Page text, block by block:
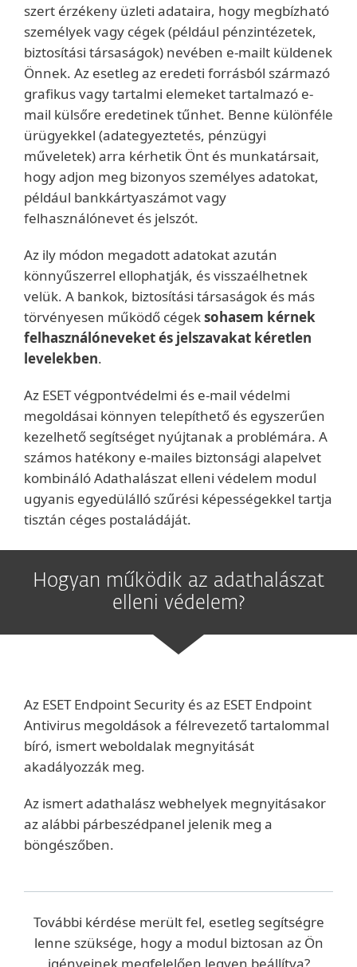
szert érzékeny üzleti adataira, hogy megbízható
személyek vagy cégek (például pénzintézetek,
biztosítási társaságok) nevében e-mailt küldenek
Önnek. Az esetleg az eredeti forrásból származó
grafikus vagy tartalmi elemeket tartalmazó e-
mail külsőre eredetinek tűnhet. Benne különféle
ürügyekkel (adategyeztetés, pénzügyi
műveletek) arra kérhetik Önt és munkatársait,
hogy adjon meg bizonyos személyes adatokat,
például bankkártyaszámot vagy
felhasználónevet és jelszót.
Az ily módon megadott adatokat azután
könnyűszerrel ellophatják, és visszaélhetnek
velük. A bankok, biztosítási társaságok és más
törvényesen működő cégeksohasem kérnek
felhasználóneveket és jelszavakat kéretlen
levelekben.
Az ESET végpontvédelmi és e-mail védelmi
megoldásai könnyen telepíthető és egyszerűen
kezelhető segítséget nyújtanak a problémára. A
számos hatékony e-mailes biztonsági alapelvet
kombináló Adathalászat elleni védelem modul
ugyanis egyedülálló szűrési képességekkel tartja
tisztán céges postaládáját.
Hogyan működik az adathalászat
elleni védelem?
Az ESET Endpoint Security és az ESET Endpoint
Antivirus megoldások a félrevezető tartalommal
bíró, ismert weboldalak megnyitását
akadályozzák meg.
Az ismert adathalász webhelyek megnyitásakor
az alábbi párbeszédpanel jelenik meg a
böngészőben.
További kérdése merült fel, esetleg segítségre
lenne szüksége, hogy a modul biztosan az Ön